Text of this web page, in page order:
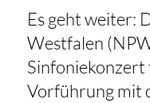
Es geht weiter:
Westfalen
Sinfoniekonzert
Vorführung mit